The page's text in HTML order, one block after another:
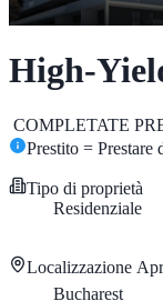
High-
COMPLETATE
Prestito = Prestare
Tipo di proprietà
Residenziale
Localizzazione
Bucharest